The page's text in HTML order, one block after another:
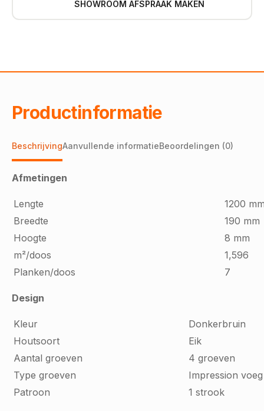
SHOWROOM AFSPRAAK MAKEN
Productinformatie
BeschrijvingAanvullende informatieBeoordelingen (0)
Afmetingen
Lengte
1200
Breedte
190 mm
Hoogte
8 mm
m²/doos
1,596
Planken/doos
7
Design
Kleur
Donkerbruin
Houtsoort
Eik
Aantal groeven
4 groeven
Type groeven
Impression voeg
Patroon
1 strook